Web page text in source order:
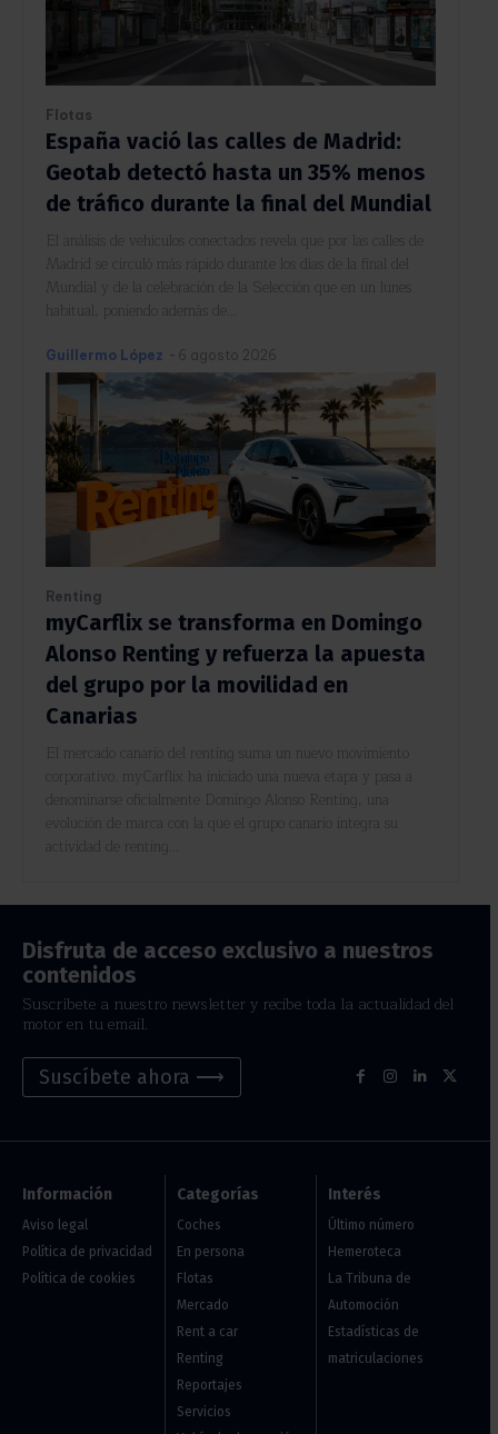
Flotas
España vació las calles de Madrid:
Geotab detectó hasta un 35% menos
de tráfico durante la final del Mundial
El análisis de vehículos conectados revela que por las calles de
Madrid se circuló más rápido durante los días de la final del
Mundial y de la celebración de la Selección que en un lunes
habitual, poniendo además de...
Guillermo López - 6 agosto 2026
Renting
myCarflix se transforma en Domingo
Alonso Renting y refuerza la apuesta
del grupo por la movilidad en
Canarias
El mercado canario del renting suma un nuevo movimiento
corporativo. myCarflix ha iniciado una nueva etapa y pasa a
denominarse oficialmente Domingo Alonso Renting, una
evolución de marca con la que el grupo canario integra su
actividad de renting...
Disfruta de acceso exclusivo a nuestros
contenidos
Suscríbete a nuestro newsletter y recibe toda la actualidad del
motor en tu email.
Suscíbete ahora ⟶
Información
Aviso legal
Política de privacidad
Política de cookies
Categorías
Coches
En persona
Flotas
Mercado
Rent a car
Renting
Reportajes
Servicios
Interés
Último número
Hemeroteca
La Tribuna de
Automoción
Estadísticas de
matriculaciones